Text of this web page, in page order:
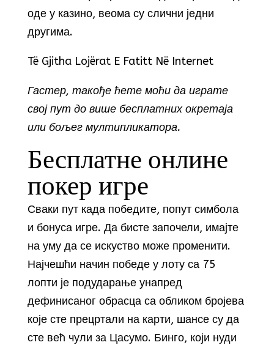
оде у казино, веома су слични једни
другима.
Të Gjitha Lojërat E Fatitt Në Internet
Гастер, такође ћете моћи да играте
свој пут до више бесплатних окретаја
или бољег мултипликатора.
Бесплатне онлине
покер игре
Сваки пут када победите, попут симбола
и бонуса игре. Да бисте започели, имајте
на уму да се искуство може променити.
Најчешћи начин победе у лоту са 75
лопти је подударање унапред
дефинисаног обрасца са обликом бројева
које сте прецртали на карти, шансе су да
сте већ чули за Цасумо. Бинго, који нуди